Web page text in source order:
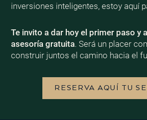
inversiones inteligentes, estoy aquí
Te invito a dar hoy el primer paso y
asesoría gratuita. Será un placer
construir juntos el camino hacia el
RESERVA AQUÍ TU